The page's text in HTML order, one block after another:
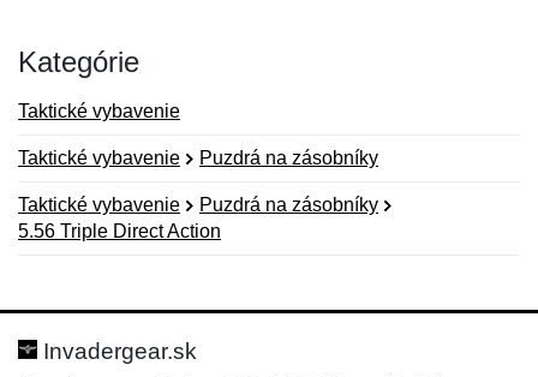
Kategórie
Taktické vybavenie
Taktické vybavenie Puzdrá na zásobníky
Taktické vybavenie
Puzdrá na zásobníky
5.56 Triple Direct Action
Hodnotenie:
Meno:
Invadergear.sk